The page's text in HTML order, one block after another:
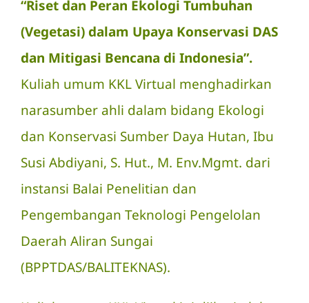
“Riset dan Peran Ekologi Tumbuhan
(Vegetasi) dalam Upaya Konservasi DAS
dan Mitigasi Bencana di Indonesia”.
Kuliah umum KKL Virtual menghadirkan
narasumber ahli dalam bidang Ekologi
dan Konservasi Sumber Daya Hutan, Ibu
Susi Abdiyani, S. Hut., M. Env.Mgmt. dari
instansi Balai Penelitian dan
Pengembangan Teknologi Pengelolan
Daerah Aliran Sungai
(BPPTDAS/BALITEKNAS).